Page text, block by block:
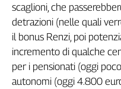
La
redazione
Newsletter
scaglioni, che
detrazioni (nelle quali
il bonus Renzi, poi
incremento di qualche
per i pensionati (oggi
autonomi (oggi 4.800